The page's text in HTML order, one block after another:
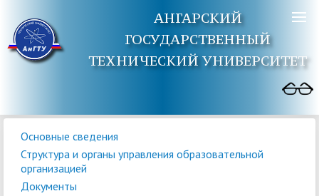
АНГАРСКИЙ
ГОСУДАРСТВЕННЫЙ
ТЕХНИЧЕСКИЙ УНИВЕРСИТЕТ
Основные сведения
Структура и органы управления образовательной
организацией
Документы